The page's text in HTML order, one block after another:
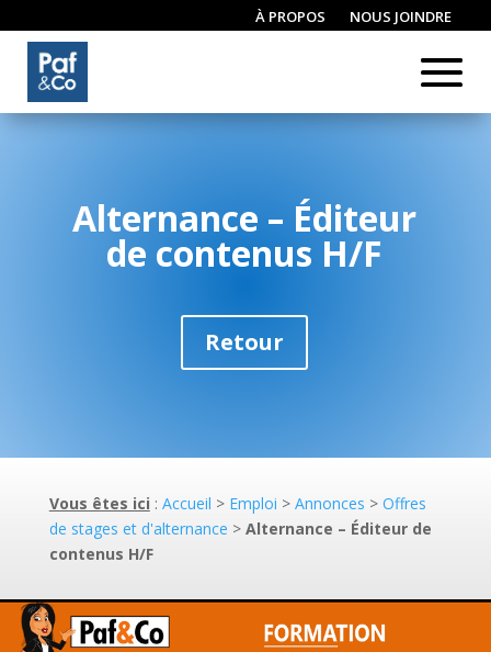
À PROPOS
NOUS JOINDRE
Alternance – Éditeur
de contenus H/F
Retour
Vous êtes ici : Accueil > Emploi > Annonces > Offres
de stages et d'alternance > Alternance – Éditeur de
contenus H/F